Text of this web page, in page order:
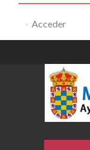
Acceder